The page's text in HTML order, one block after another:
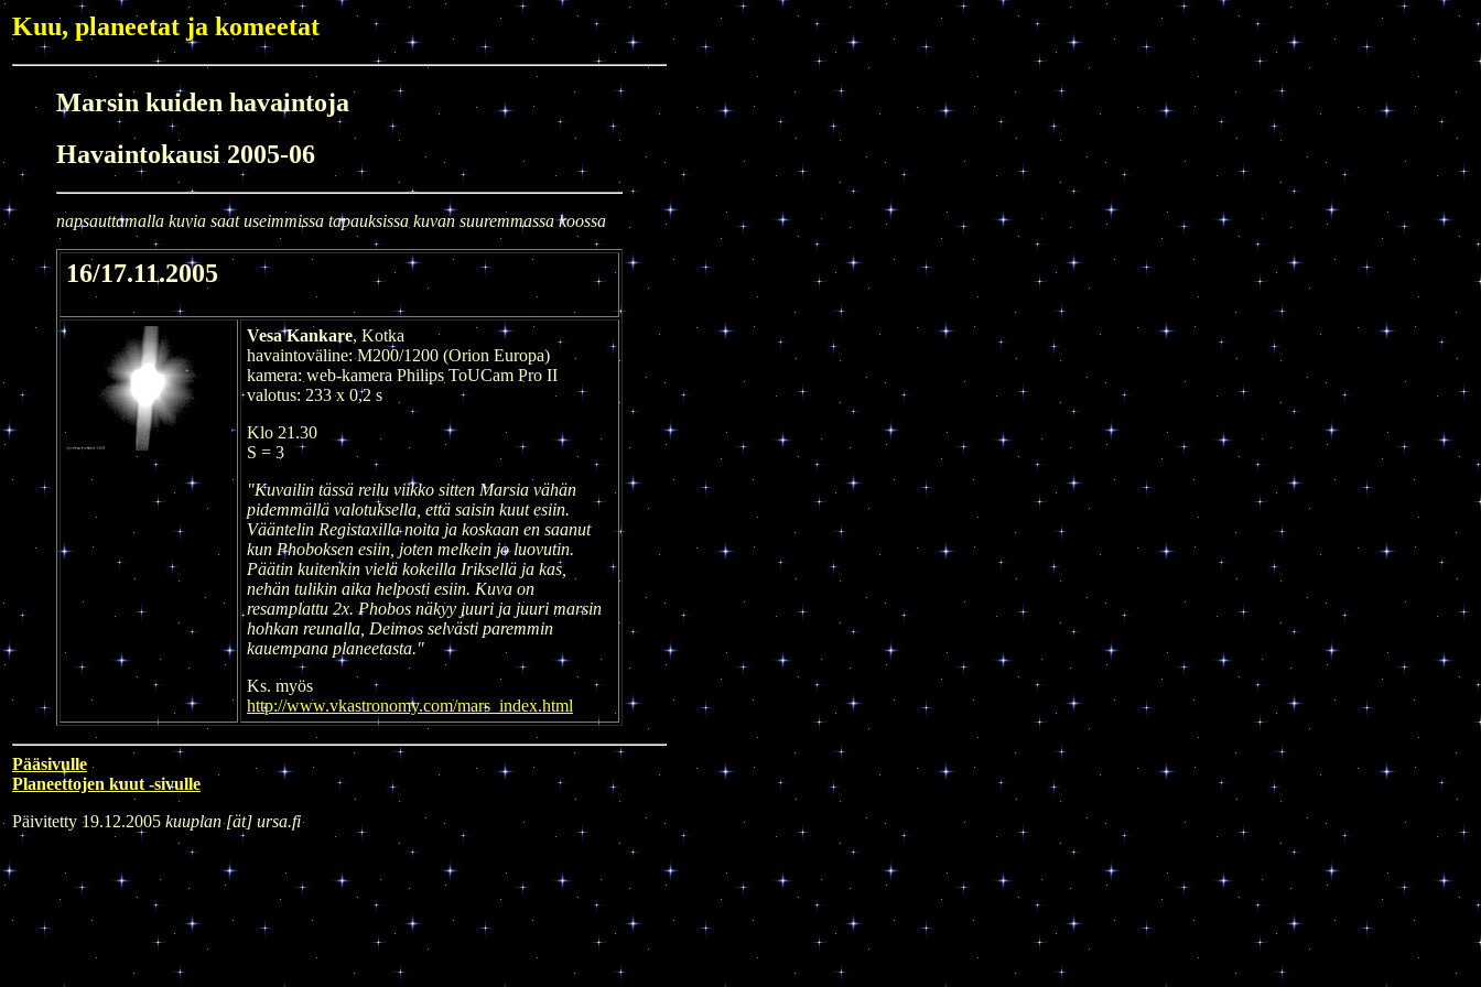
Kuu, planeetat ja komeetat
Marsin kuiden havaintoja
Havaintokausi 2005-06
napsauttamalla kuvia saat useimmissa tapauksissa kuvan suuremmassa koossa
16/17.11.2005
Vesa Kankare, Kotka
havaintoväline: M200/1200 (Orion Europa)
kamera: web-kamera Philips ToUCam Pro II
valotus: 233 x 0,2 s
Klo 21.30
S = 3
"Kuvailin tässä reilu viikko sitten Marsia vähän
pidemmällä valotuksella, että saisin kuut esiin.
Vääntelin Registaxilla noita ja koskaan en saanut
kun Phoboksen esiin, joten melkein jo luovutin.
Päätin kuitenkin vielä kokeilla Iriksellä ja kas,
nehän tulikin aika helposti esiin. Kuva on
resamplattu 2x. Phobos näkyy juuri ja juuri marsin
hohkan reunalla, Deimos selvästi paremmin
kauempana planeetasta."
Ks. myös
http://www.vkastronomy.com/mars_index.html
Pääsivulle
Planeettojen kuut -sivulle
Päivitetty 19.12.2005 kuuplan [ät] ursa.fi